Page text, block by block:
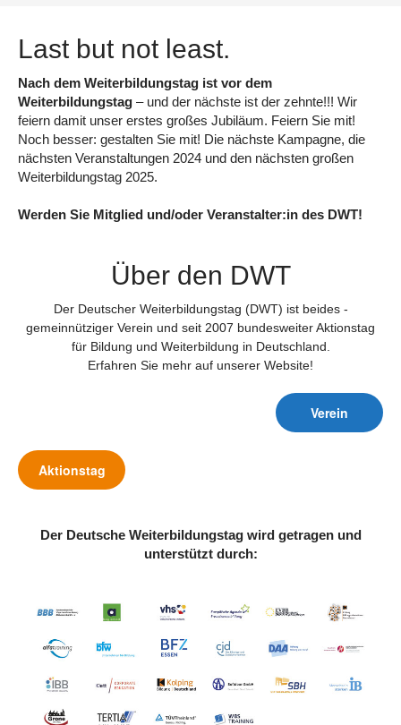
Last but not least.
Nach dem Weiterbildungstag ist vor dem
Weiterbildungstag – und der nächste ist der zehnte!!! Wir
feiern damit unser erstes großes Jubiläum. Feiern Sie mit!
Noch besser: gestalten Sie mit! Die nächste Kampagne, die
nächsten Veranstaltungen 2024 und den nächsten großen
Weiterbildungstag 2025.
Werden Sie Mitglied und/oder Veranstalter:in des DWT!
Über den DWT
Der Deutscher Weiterbildungstag (DWT) ist beides -
gemeinnütziger Verein und seit 2007 bundesweiter Aktionstag
für Bildung und Weiterbildung in Deutschland.
Erfahren Sie mehr auf unserer Website!
Verein
Aktionstag
Der Deutsche Weiterbildungstag wird getragen und
unterstützt durch: